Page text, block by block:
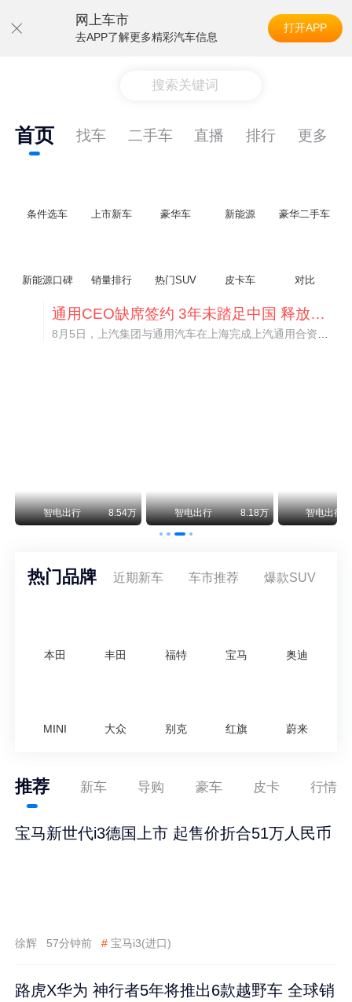
网上车市
去APP了解更多精彩汽车信息
打开APP
搜索关键词
首页 找车 二手车 直播 排行 更多
条件选车 上市新车 豪华车 新能源 豪华二手车
新能源口碑 销量排行 热门SUV 皮卡车 对比
通用CEO缺席签约 3年未踏足中国 释放反常信号
智电出行 8.54万 智电出行 8.18万 智电出行
热门品牌 近期新车 车市推荐 爆款SUV
本田 丰田 福特 宝马 奥迪
MINI 大众 别克 红旗 蔚来
推荐 新车 导购 豪车 皮卡 行情
宝马新世代i3德国上市 起售价折合51万人民币
徐辉 57分钟前 # 宝马i3(进口)
路虎X华为 神行者5年将推出6款越野车 全球销